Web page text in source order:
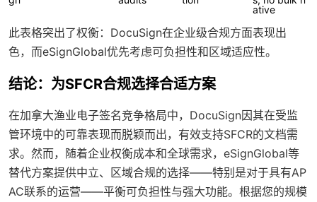
ative
此表格突出了权衡：DocuSign在企业级合规方面表现出
色，而eSignGlobal优先考虑可负担性和区域适应性。
结论：为SFCR合规选择合适方案
在加拿大渔业电子签名竞争格局中，DocuSign因其在受监
管环境中的可靠表现而脱颖而出，有效支持SFCR的文档需
求。然而，随着企业权衡成本和全球需求，eSignGlobal等
替代方案提供中立、区域合规的选择——特别是对于具有AP
AC联系的运营——平衡可负担性与强大功能。根据您的规模